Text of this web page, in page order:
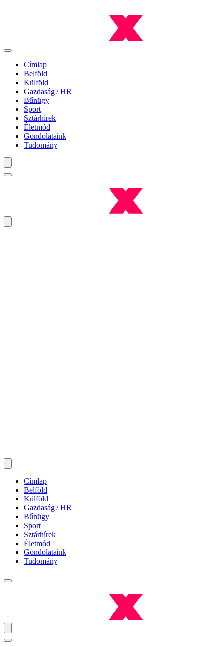
Címlap
Belföld
Külföld
Gazdaság / HR
Bűnügy
Sport
Sztárhírek
Életmód
Gondolataink
Tudomány
Címlap
Belföld
Külföld
Gazdaság / HR
Bűnügy
Sport
Sztárhírek
Életmód
Gondolataink
Tudomány